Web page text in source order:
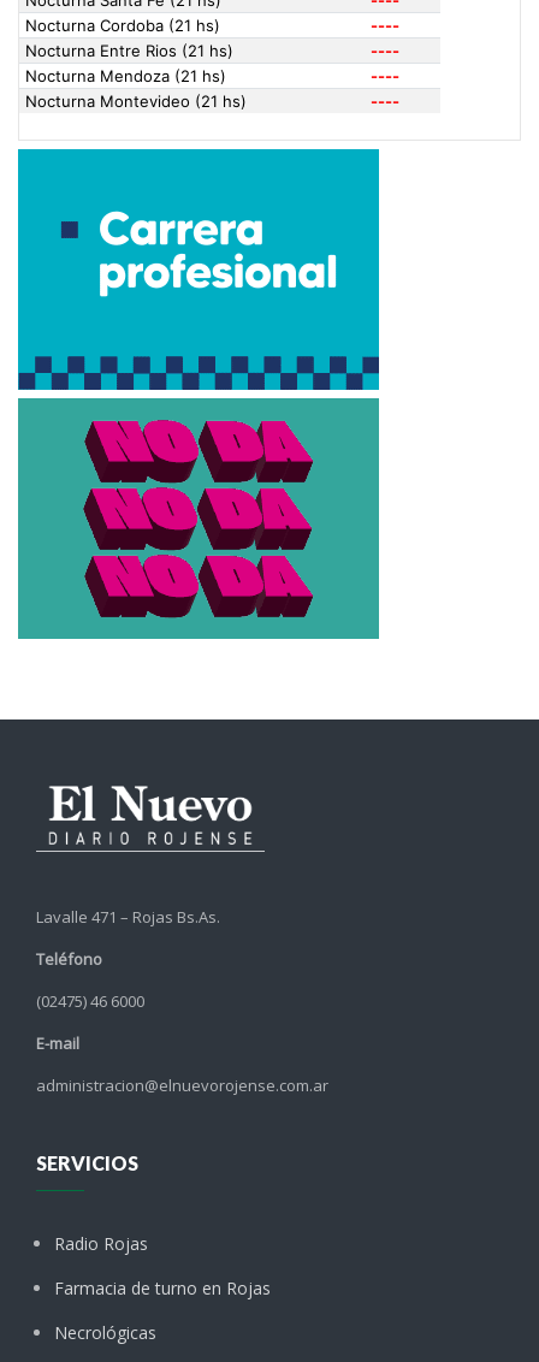
Lavalle 471 – Rojas Bs.As.
Teléfono
(02475) 46 6000
E-mail
administracion@elnuevorojense.com.ar
SERVICIOS
Radio Rojas
Farmacia de turno en Rojas
Necrológicas